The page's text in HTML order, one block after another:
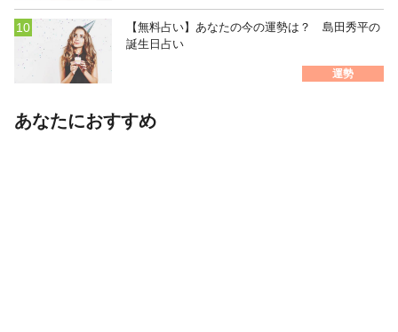
【無料占い】あなたの今の運勢は？ 島田秀平の
誕生日占い
運勢
あなたにおすすめ